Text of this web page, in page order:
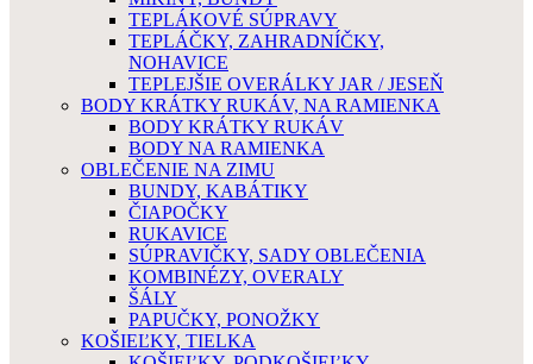
TEPLÁKOVÉ SÚPRAVY
TEPLÁČKY, ZAHRADNÍČKY,
NOHAVICE
TEPLEJŠIE OVERÁLKY JAR / JESEŇ
BODY KRÁTKY RUKÁV, NA RAMIENKA
BODY KRÁTKY RUKÁV
BODY NA RAMIENKA
OBLEČENIE NA ZIMU
BUNDY, KABÁTIKY
ČIAPOČKY
RUKAVICE
SÚPRAVIČKY, SADY OBLEČENIA
KOMBINÉZY, OVERALY
ŠÁLY
PAPUČKY, PONOŽKY
KOŠIEĽKY, TIELKA